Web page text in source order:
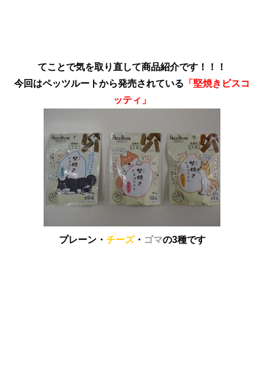
てことで気を取り直して商品紹介です！！！
今回はペッツルートから発売されている 「堅焼きビスコ
ッティ」
プレーン・ チーズ・ ゴマの3種です